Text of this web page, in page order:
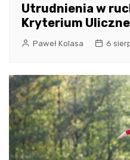
Utrudnienia w
Kryterium
Paweł Kolasa 6